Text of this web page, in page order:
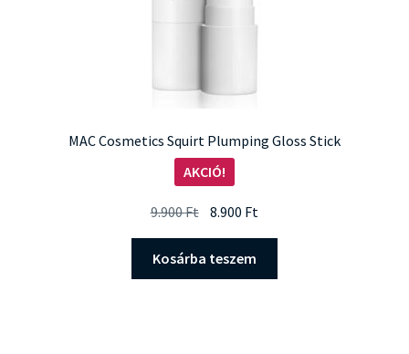
MAC Cosmetics Squirt Plumping Gloss Stick
AKCIÓ!
9.900Ft Original
price
was:
9.900 Ft.
8.900 Ft
price
8.900 Ft.
Kosárba teszem